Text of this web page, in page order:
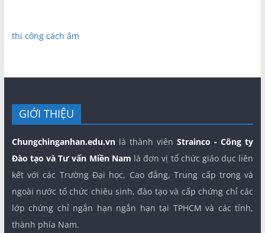
thi công cách âm
GIỚI THIỆU
Chungchinganhan.edu.vnlà thành viênStrainco - Công ty
Đào tạo và Tư vấn Miền Nam là đơn vị tổ chức giáo dục liên
kết với các Trường Đại học, Cao đẳng, Trung cấp trong và
ngoài nước tổ chức chiêu sinh, đào tạo và cấp chứng chỉ các
lớp chứng chỉ ngắn hạn ngắn hạn tại TPHCM và các tỉnh,
thành phía Nam.